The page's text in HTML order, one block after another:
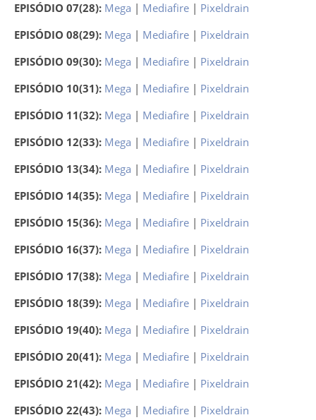
EPISÓDIO 07(28): Mega | Mediafire | Pixeldrain
EPISÓDIO 08(29): Mega | Mediafire | Pixeldrain
EPISÓDIO 09(30): Mega | Mediafire | Pixeldrain
EPISÓDIO 10(31): Mega | Mediafire | Pixeldrain
EPISÓDIO 11(32): Mega | Mediafire | Pixeldrain
EPISÓDIO 12(33): Mega | Mediafire | Pixeldrain
EPISÓDIO 13(34): Mega | Mediafire | Pixeldrain
EPISÓDIO 14(35): Mega | Mediafire | Pixeldrain
EPISÓDIO 15(36): Mega | Mediafire | Pixeldrain
EPISÓDIO 16(37): Mega | Mediafire | Pixeldrain
EPISÓDIO 17(38): Mega | Mediafire | Pixeldrain
EPISÓDIO 18(39): Mega | Mediafire | Pixeldrain
EPISÓDIO 19(40): Mega | Mediafire | Pixeldrain
EPISÓDIO 20(41): Mega | Mediafire | Pixeldrain
EPISÓDIO 21(42): Mega | Mediafire | Pixeldrain
EPISÓDIO 22(43): Mega | Mediafire | Pixeldrain